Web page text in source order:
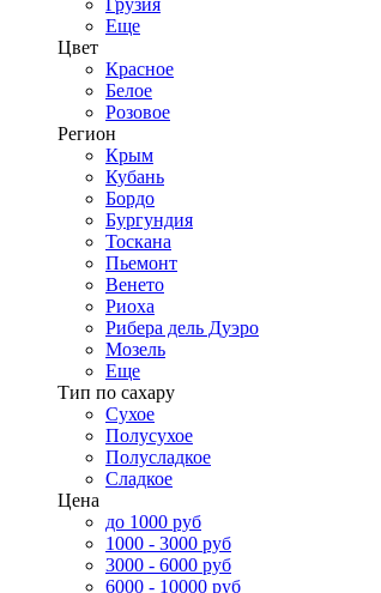
Грузия
Еще
Цвет
Красное
Белое
Розовое
Регион
Крым
Кубань
Бордо
Бургундия
Тоскана
Пьемонт
Венето
Риоха
Рибера дель Дуэро
Мозель
Еще
Тип по сахару
Сухое
Полусухое
Полусладкое
Сладкое
Цена
до 1000 руб
1000 - 3000 руб
3000 - 6000 руб
6000 - 10000 руб